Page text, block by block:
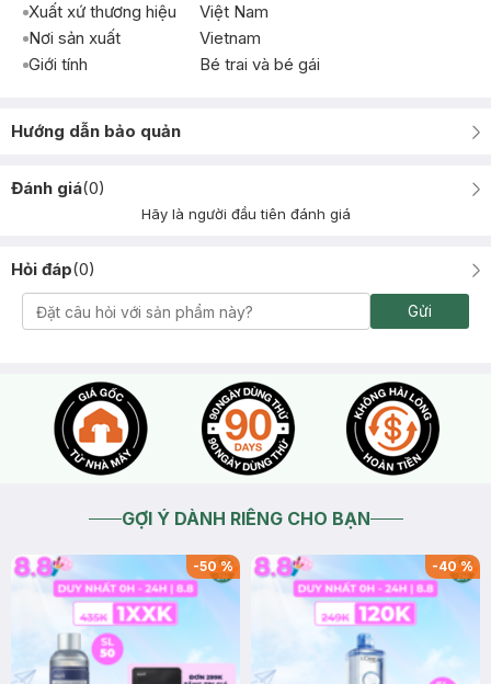
Xuất xứ thương hiệu
Việt Nam
Nơi sản xuất
Vietnam
Giới tính
Bé trai và bé gái
Hướng dẫn bảo quản
Đánh giá(0)
Hãy là người đầu tiên đánh giá
Hỏi đáp(0)
Gửi
GỢI Ý DÀNH RIÊNG CHO BẠN
-50% -40%